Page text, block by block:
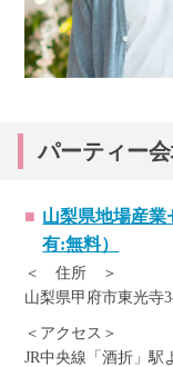
パーティー
山梨県地場産
有:無料）
＜ 住所 ＞
山梨県甲府市東光寺
＜アクセス＞
JR中央線「酒折」駅